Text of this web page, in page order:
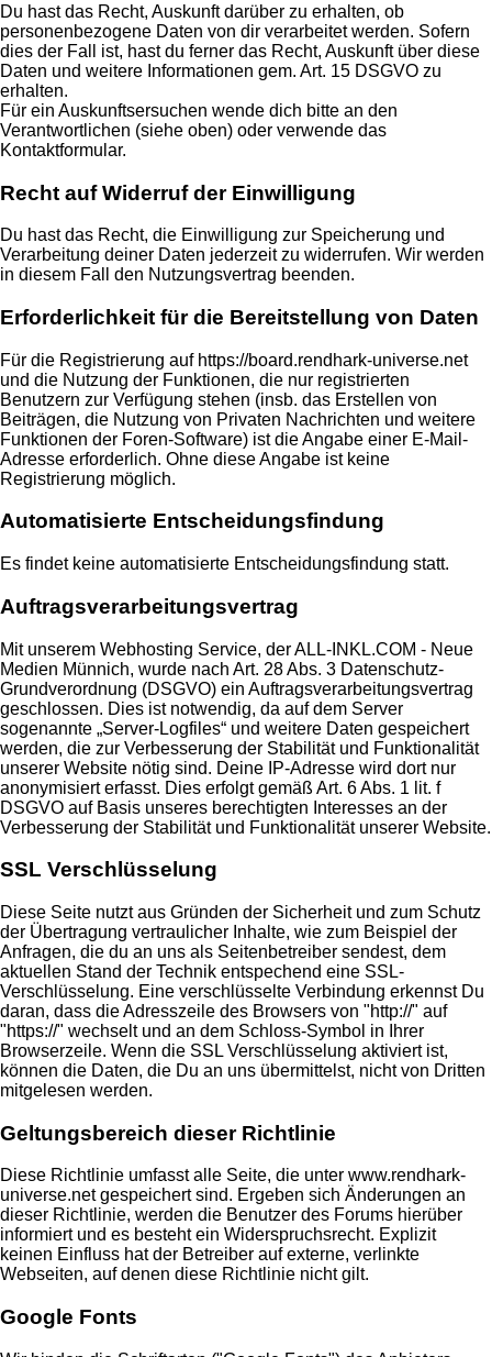
Du hast das Recht, Auskunft darüber zu erhalten, ob
personenbezogene Daten von dir verarbeitet werden. Sofern
dies der Fall ist, hast du ferner das Recht, Auskunft über diese
Daten und weitere Informationen gem. Art. 15 DSGVO zu
erhalten.
Für ein Auskunftsersuchen wende dich bitte an den
Verantwortlichen (siehe oben) oder verwende das
Kontaktformular.
Recht auf Widerruf der Einwilligung
Du hast das Recht, die Einwilligung zur Speicherung und
Verarbeitung deiner Daten jederzeit zu widerrufen. Wir werden
in diesem Fall den Nutzungsvertrag beenden.
Erforderlichkeit für die Bereitstellung von Daten
Für die Registrierung auf https://board.rendhark-universe.net
und die Nutzung der Funktionen, die nur registrierten
Benutzern zur Verfügung stehen (insb. das Erstellen von
Beiträgen, die Nutzung von Privaten Nachrichten und weitere
Funktionen der Foren-Software) ist die Angabe einer E-Mail-
Adresse erforderlich. Ohne diese Angabe ist keine
Registrierung möglich.
Automatisierte Entscheidungsfindung
Es findet keine automatisierte Entscheidungsfindung statt.
Auftragsverarbeitungsvertrag
Mit unserem Webhosting Service, der ALL-INKL.COM - Neue
Medien Münnich, wurde nach Art. 28 Abs. 3 Datenschutz-
Grundverordnung (DSGVO) ein Auftragsverarbeitungsvertrag
geschlossen. Dies ist notwendig, da auf dem Server
sogenannte „Server-Logfiles“ und weitere Daten gespeichert
werden, die zur Verbesserung der Stabilität und Funktionalität
unserer Website nötig sind. Deine IP-Adresse wird dort nur
anonymisiert erfasst. Dies erfolgt gemäß Art. 6 Abs. 1 lit. f
DSGVO auf Basis unseres berechtigten Interesses an der
Verbesserung der Stabilität und Funktionalität unserer Website.
SSL Verschlüsselung
Diese Seite nutzt aus Gründen der Sicherheit und zum Schutz
der Übertragung vertraulicher Inhalte, wie zum Beispiel der
Anfragen, die du an uns als Seitenbetreiber sendest, dem
aktuellen Stand der Technik entspechend eine SSL-
Verschlüsselung. Eine verschlüsselte Verbindung erkennst Du
daran, dass die Adresszeile des Browsers von "http://" auf
"https://" wechselt und an dem Schloss-Symbol in Ihrer
Browserzeile. Wenn die SSL Verschlüsselung aktiviert ist,
können die Daten, die Du an uns übermittelst, nicht von Dritten
mitgelesen werden.
Geltungsbereich dieser Richtlinie
Diese Richtlinie umfasst alle Seite, die unter www.rendhark-
universe.net gespeichert sind. Ergeben sich Änderungen an
dieser Richtlinie, werden die Benutzer des Forums hierüber
informiert und es besteht ein Widerspruchsrecht. Explizit
keinen Einfluss hat der Betreiber auf externe, verlinkte
Webseiten, auf denen diese Richtlinie nicht gilt.
Google Fonts